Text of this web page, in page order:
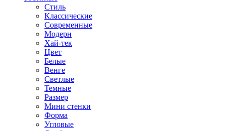
Стиль
Классические
Современные
Модерн
Хай-тек
Цвет
Белые
Венге
Светлые
Темные
Размер
Мини стенки
Форма
Угловые